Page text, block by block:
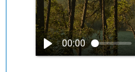
00:00